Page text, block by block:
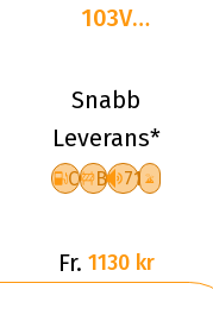
103V
BLAZER
ALPINE
Snabb
Leverans*
C B 71
Fr. 1130 kr